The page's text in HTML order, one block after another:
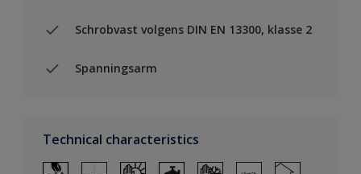
Schrobvast volgens DIN EN 13300, klasse 2
Spanningsarm
Technical characteristics